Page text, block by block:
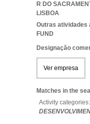
R DO
LISBOA
Outras atividades
FUND
Designação
Ver empresa
Matches in the
Activity